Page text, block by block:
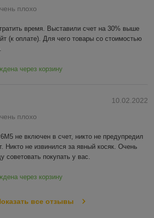
плохо
время. Выставили счет на 30% выше
(к оплате). Для чего товары со стоимостью
через корзину
10.02.2022
плохо
не включен в счет, никто не предупредил
Никто не извинился за явный косяк. Очень
советовать покупать у вас.
через корзину
все отзывы